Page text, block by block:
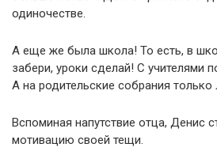
одиночестве.
А еще же была школа! То есть, в
забери, уроки сделай! С учителями
А на родительские собрания только
Вспоминая напутствие отца, Денис
мотивацию своей тещи.